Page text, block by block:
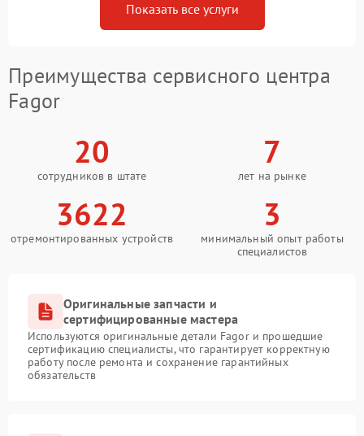
Показать все услуги
Преимущества сервисного центра
Fagor
20
сотрудников в штате
7
лет на рынке
3622
отремонтированных устройств
3
минимальный опыт работы
специалистов
Оригинальные запчасти и
сертифицированные мастера
Используются оригинальные детали Fagor и прошедшие
сертификацию специалисты, что гарантирует корректную
работу после ремонта и сохранение гарантийных
обязательств